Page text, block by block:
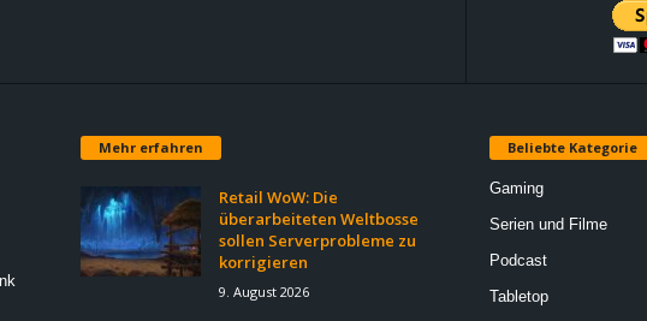
Mehr erfahren
Retail WoW: Die
überarbeiteten Weltbosse
sollen Serverprobleme zu
korrigieren
9. August 2026
Beliebte Kategorie
Gaming
Serien und Filme
Podcast
Tabletop